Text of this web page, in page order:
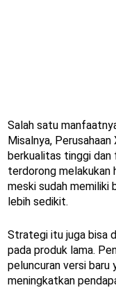
Salah satu
Misalnya,
berkualitas tinggi dan
terdorong
meski sudah memiliki
lebih sedikit.
Strategi itu juga bisa
pada produk lama.
peluncuran versi baru
meningkatkan